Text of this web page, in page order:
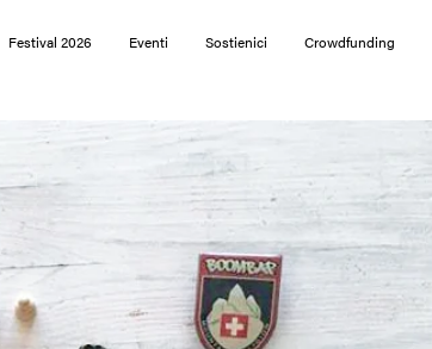
Festival 2026 Eventi Sostienici Crowdfunding